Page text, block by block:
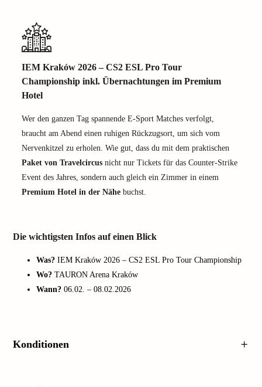
IEM Kraków 2026 – CS2 ESL Pro Tour
Championship inkl. Übernachtungen im Premium
Hotel
Wer den ganzen Tag spannende E-Sport Matches verfolgt,
braucht am Abend einen ruhigen Rückzugsort, um sich vom
Nervenkitzel zu erholen. Wie gut, dass du mit dem praktischen
Paket von Travelcircus nicht nur Tickets für das Counter-Strike
Event des Jahres, sondern auch gleich ein Zimmer in einem
Premium Hotel in der Nähe buchst.
Die wichtigsten Infos auf einen Blick
Was? IEM Kraków 2026 – CS2 ESL Pro Tour Championship
Wo? TAURON Arena Kraków
Wann? 06.02. – 08.02.2026
Konditionen